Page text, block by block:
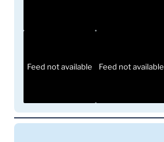
Feed not available Feed not available